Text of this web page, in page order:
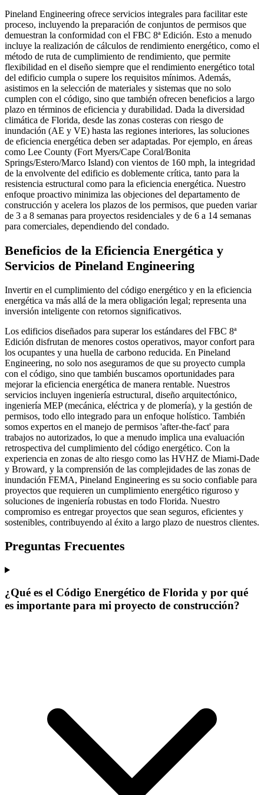
Pineland Engineering ofrece servicios integrales para facilitar este
proceso, incluyendo la preparación de conjuntos de permisos que
demuestran la conformidad con el FBC 8ª Edición. Esto a menudo
incluye la realización de cálculos de rendimiento energético, como el
método de ruta de cumplimiento de rendimiento, que permite
flexibilidad en el diseño siempre que el rendimiento energético total
del edificio cumpla o supere los requisitos mínimos. Además,
asistimos en la selección de materiales y sistemas que no solo
cumplen con el código, sino que también ofrecen beneficios a largo
plazo en términos de eficiencia y durabilidad. Dada la diversidad
climática de Florida, desde las zonas costeras con riesgo de
inundación (AE y VE) hasta las regiones interiores, las soluciones
de eficiencia energética deben ser adaptadas. Por ejemplo, en áreas
como Lee County (Fort Myers/Cape Coral/Bonita
Springs/Estero/Marco Island) con vientos de 160 mph, la integridad
de la envolvente del edificio es doblemente crítica, tanto para la
resistencia estructural como para la eficiencia energética. Nuestro
enfoque proactivo minimiza las objeciones del departamento de
construcción y acelera los plazos de los permisos, que pueden variar
de 3 a 8 semanas para proyectos residenciales y de 6 a 14 semanas
para comerciales, dependiendo del condado.
Beneficios de la Eficiencia Energética y
Servicios de Pineland Engineering
Invertir en el cumplimiento del código energético y en la eficiencia
energética va más allá de la mera obligación legal; representa una
inversión inteligente con retornos significativos.
Los edificios diseñados para superar los estándares del FBC 8ª
Edición disfrutan de menores costos operativos, mayor confort para
los ocupantes y una huella de carbono reducida. En Pineland
Engineering, no solo nos aseguramos de que su proyecto cumpla
con el código, sino que también buscamos oportunidades para
mejorar la eficiencia energética de manera rentable. Nuestros
servicios incluyen ingeniería estructural, diseño arquitectónico,
ingeniería MEP (mecánica, eléctrica y de plomería), y la gestión de
permisos, todo ello integrado para un enfoque holístico. También
somos expertos en el manejo de permisos 'after-the-fact' para
trabajos no autorizados, lo que a menudo implica una evaluación
retrospectiva del cumplimiento del código energético. Con la
experiencia en zonas de alto riesgo como las HVHZ de Miami-Dade
y Broward, y la comprensión de las complejidades de las zonas de
inundación FEMA, Pineland Engineering es su socio confiable para
proyectos que requieren un cumplimiento energético riguroso y
soluciones de ingeniería robustas en todo Florida. Nuestro
compromiso es entregar proyectos que sean seguros, eficientes y
sostenibles, contribuyendo al éxito a largo plazo de nuestros clientes.
Preguntas Frecuentes
¿Qué es el Código Energético de Florida y por qué
es importante para mi proyecto de construcción?